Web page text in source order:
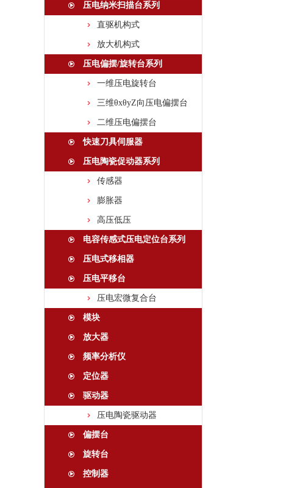
压电纳米扫描台系列
直驱机构式
放大机构式
压电偏摆/旋转台系列
一维压电旋转台
三维θxθyZ向压电偏摆台
二维压电偏摆台
快速刀具伺服器
压电陶瓷促动器系列
传感器
膨胀器
高压低压
电容传感式压电定位台系列
压电式移相器
压电平移台
压电宏微复合台
模块
放大器
频率分析仪
定位器
驱动器
压电陶瓷驱动器
偏摆台
旋转台
控制器